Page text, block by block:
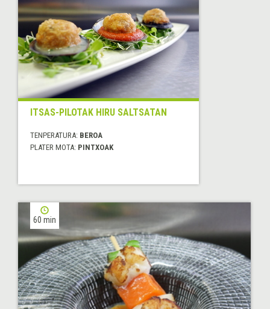
ITSAS-PILOTAK HIRU SALTSATAN
TENPERATURA: BEROA
PLATER MOTA: PINTXOAK
60 min